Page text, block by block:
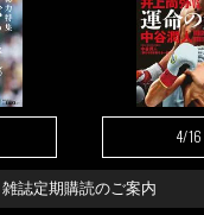
4/16
雑誌定期購読のご案内